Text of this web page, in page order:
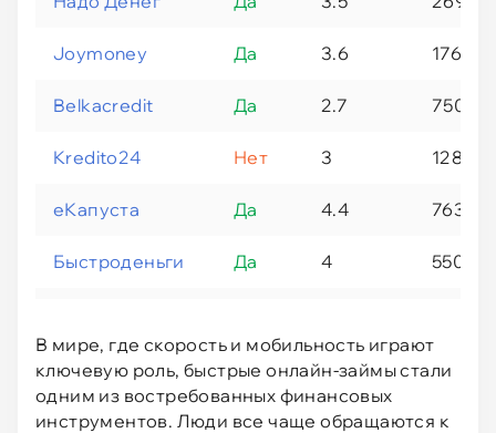
Joymoney Да 3.6 1760
Belkacredit Да 2.7 750
Kredito24 Нет 3 1289
еКапуста Да 4.4 7636
Быстроденьги Да 4 5503
VIVA деньги Да 2.5 1392
LIME Да 3.9 4209
В мире, где скорость и мобильность играют
ключевую роль, быстрые онлайн-займы стали
одним из востребованных финансовых
инструментов. Люди все чаще обращаются к